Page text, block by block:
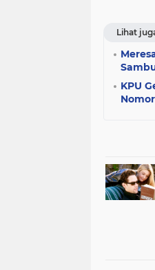
Lihat
KPU